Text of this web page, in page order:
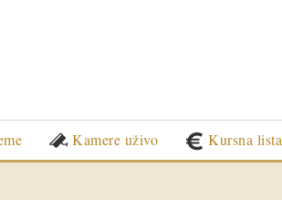
Kamere uživo Kursna lista